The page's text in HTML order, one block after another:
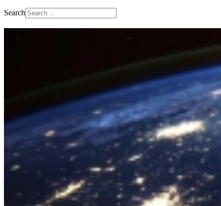
Search